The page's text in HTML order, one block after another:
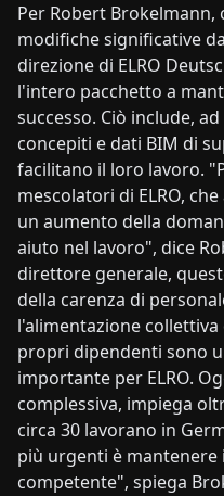
Per Robert
modifiche significative
direzione di ELRO
l'intero pacchetto a
successo. Ciò include,
concepiti e dati BIM di
facilitano il loro lavoro.
mescolatori di ELRO,
un aumento della
aiuto nel lavoro", dice
direttore generale,
della carenza di
l'alimentazione
propri dipendenti sono
importante per ELRO.
complessiva, impiega
circa 30 lavorano in
più urgenti è
competente", spiega